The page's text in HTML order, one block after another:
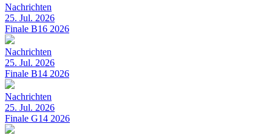
Nachrichten
25. Jul. 2026
Finale B16 2026
Nachrichten
25. Jul. 2026
Finale B14 2026
Nachrichten
25. Jul. 2026
Finale G14 2026